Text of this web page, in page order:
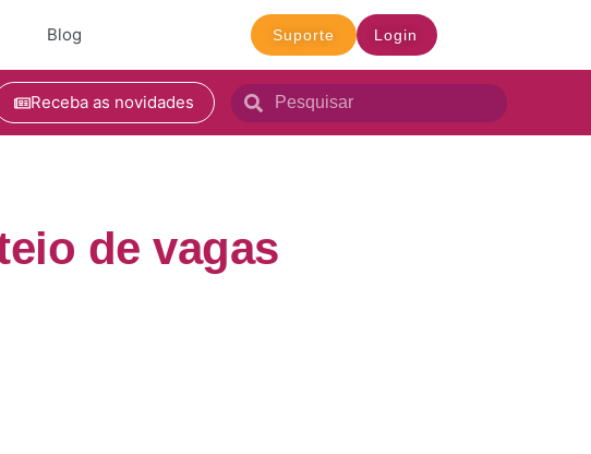
Blog Suporte Login
Receba as novidades
de vagas